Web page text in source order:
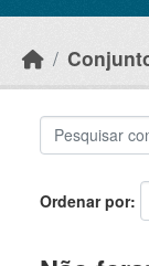
Ordenar por